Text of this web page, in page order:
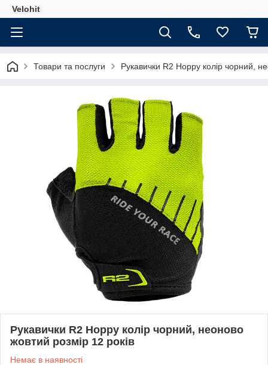
Velohit
Товари та послуги Рукавички R2 Hoppy колір чорний,
Рукавички R2 Hoppy колір чорний, неоново
жовтий розмір 12 років
Немає в наявності